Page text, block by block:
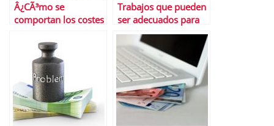
Â¿CÃ³mo se
comportan los costes
Trabajos que pueden
ser adecuados para
personas
introvertidas